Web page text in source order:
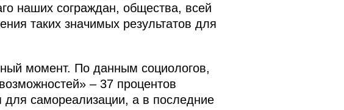
наших сограждан, общества, всей
таких значимых результатов для
момент. По данным социологов,
– 37 процентов
для самореализации, а в последние